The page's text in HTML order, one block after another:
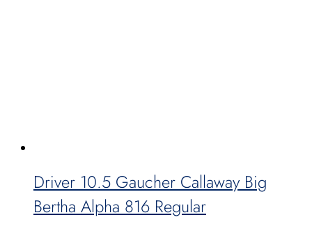
Driver 10.5 Gaucher Callaway Big
Bertha Alpha 816 Regular